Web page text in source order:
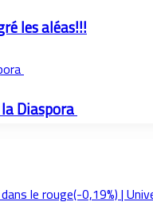
les aléas!!!
Diaspora